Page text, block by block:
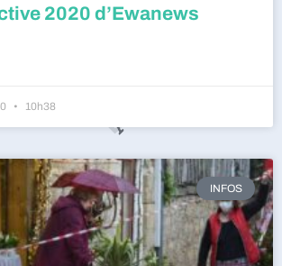
2020 d’Ewanews
10h38
INFOS